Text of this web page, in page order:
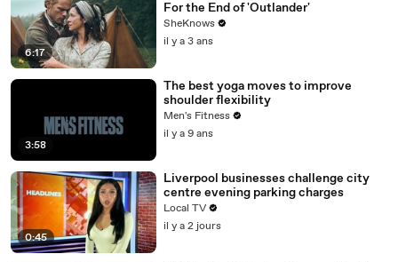
6:17
For the End of 'Outlander'
SheKnows
il y a 3 ans
3:58
The best yoga moves to improve
shoulder flexibility
Men's Fitness
il y a 9 ans
0:45
Liverpool businesses challenge city
centre evening parking charges
Local TV
il y a 2 jours